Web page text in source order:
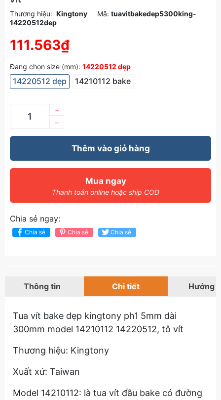
Thương hiệu: Kingtony Mã: tuavitbakedep5300king-
14220512dep
111.563₫
Đang chọn size (mm): 14220512 dẹp
14220512 dẹp 14210112 bake
–
+
Thêm vào giỏ hàng
Mua ngay
Thanh toán online hoặc ship COD
Chia sẻ ngay:
Chia sẻ Chia sẻ Chia sẻ
Thông tin Chi tiết Hướng
Tua vít bake dẹp kingtony ph1 5mm dài
300mm model 14210112 14220512, tô vít
Thương hiệu: Kingtony
Xuất xứ: Taiwan
Model 14210112: là tua vít đầu bake có đường